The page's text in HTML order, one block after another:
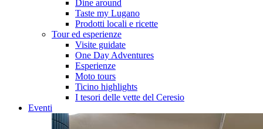
Dine around
Taste my Lugano
Prodotti locali e ricette
Tour ed esperienze
Visite guidate
One Day Adventures
Esperienze
Moto tours
Ticino highlights
I tesori delle vette del Ceresio
Eventi